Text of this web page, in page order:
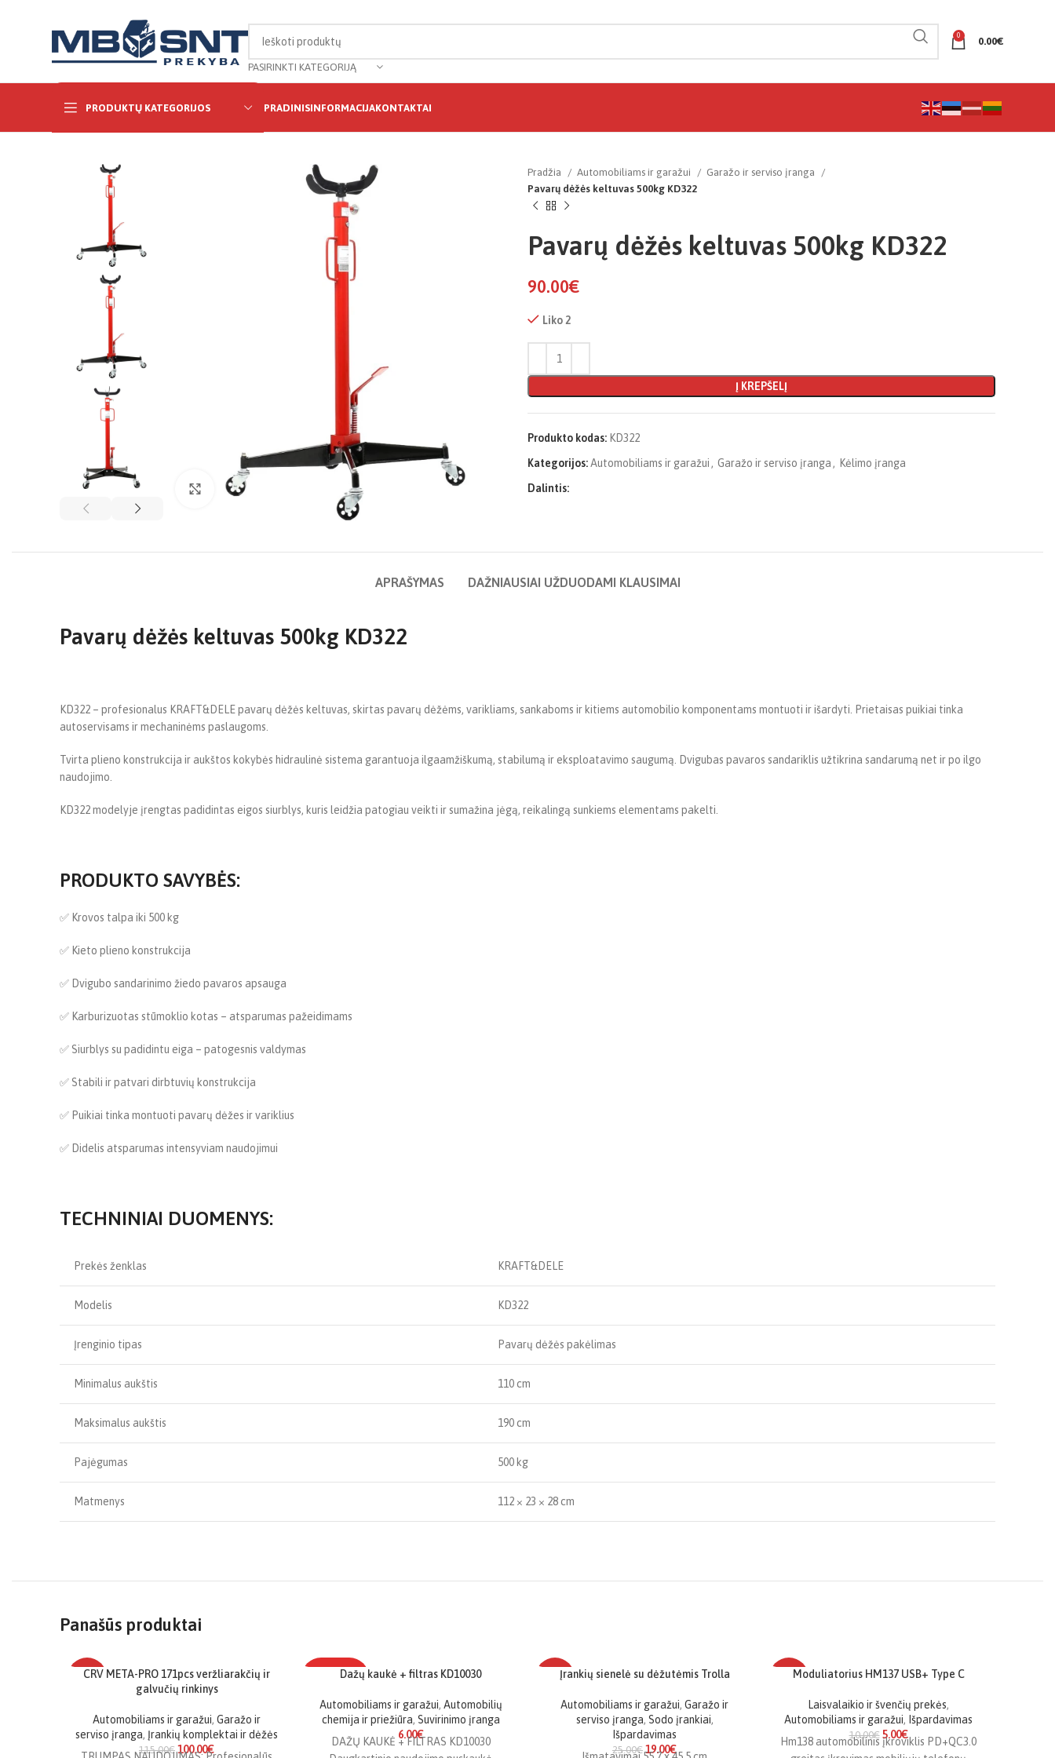
PASIRINKTI KATEGORIJĄ
0
0.00€
PRODUKTŲ KATEGORIJOS PRADINISINFORMACIJAKONTAKTAI
Click to enlarge
Pradžia Automobiliams ir garažui
Garažo ir serviso įranga
Pavarų dėžės keltuvas 500kg KD322
Pavarų dėžės keltuvas 500kg KD322
90.00€
Liko 2
Į KREPŠELĮ
Produkto kodas: KD322
Kategorijos:Automobiliams ir garažui , Garažo ir serviso įranga , Kėlimo įranga
Dalintis:
APRAŠYMAS DAŽNIAUSIAI UŽDUODAMI KLAUSIMAI
Pavarų dėžės keltuvas 500kg KD322
KD322 – profesionalus KRAFT&DELE pavarų dėžės keltuvas, skirtas pavarų dėžėms, varikliams, sankaboms ir kitiems automobilio komponentams montuoti ir išardyti. Prietaisas puikiai tinka
autoservisams ir mechaninėms paslaugoms.
Tvirta plieno konstrukcija ir aukštos kokybės hidraulinė sistema garantuoja ilgaamžiškumą, stabilumą ir eksploatavimo saugumą. Dvigubas pavaros sandariklis užtikrina sandarumą net ir po ilgo
naudojimo.
KD322 modelyje įrengtas padidintas eigos siurblys, kuris leidžia patogiau veikti ir sumažina jėgą, reikalingą sunkiems elementams pakelti.
PRODUKTO SAVYBĖS:
✅ Krovos talpa iki 500 kg
✅ Kieto plieno konstrukcija
✅ Dvigubo sandarinimo žiedo pavaros apsauga
✅ Karburizuotas stūmoklio kotas – atsparumas pažeidimams
✅ Siurblys su padidintu eiga – patogesnis valdymas
✅ Stabili ir patvari dirbtuvių konstrukcija
✅ Puikiai tinka montuoti pavarų dėžes ir variklius
✅ Didelis atsparumas intensyviam naudojimui
TECHNINIAI DUOMENYS:
️ Prekės ženklas KRAFT&DELE
️ Modelis KD322
️ Įrenginio tipas Pavarų dėžės pakėlimas
️ Minimalus aukštis 110 cm
️ Maksimalus aukštis 190 cm
️ Pajėgumas 500 kg
️ Matmenys 112 × 23 × 28 cm
Panašūs produktai
-13%
TOP PREKĖ
CRV META-PRO 171pcs veržliarakčių ir
galvučių rinkinys
Automobiliams ir garažui, Garažo ir
serviso įranga, Įrankių komplektai ir dėžės
115.00€ 100.00€
TOP PREKĖDažų kaukė + filtras KD10030
Automobiliams ir garažui, Automobilių
chemija ir priežiūra, Suvirinimo įranga
6.00€
DAŽŲ KAUKĖ + FILTRAS KD10030
-24%Įrankių sienelė su dėžutėmis Trolla
Automobiliams ir garažui, Garažo ir
serviso įranga, Sodo įrankiai,
Išpardavimas
25.00€ 19.00€
-50%Moduliatorius HM137 USB+ Type C
Laisvalaikio ir švenčių prekės,
Automobiliams ir garažui, Išpardavimas
10.00€ 5.00€
Hm138 automobilinis įkroviklis PD+QC3.0